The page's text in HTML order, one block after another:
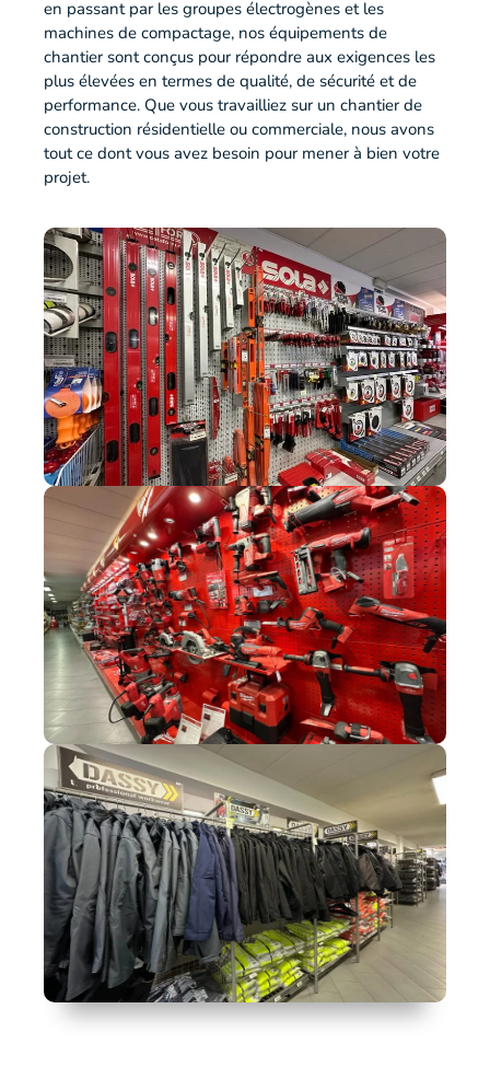
en passant par les groupes électrogènes et les
machines de compactage, nos équipements de
chantier sont conçus pour répondre aux exigences les
plus élevées en termes de qualité, de sécurité et de
performance. Que vous travailliez sur un chantier de
construction résidentielle ou commerciale, nous avons
tout ce dont vous avez besoin pour mener à bien votre
projet.